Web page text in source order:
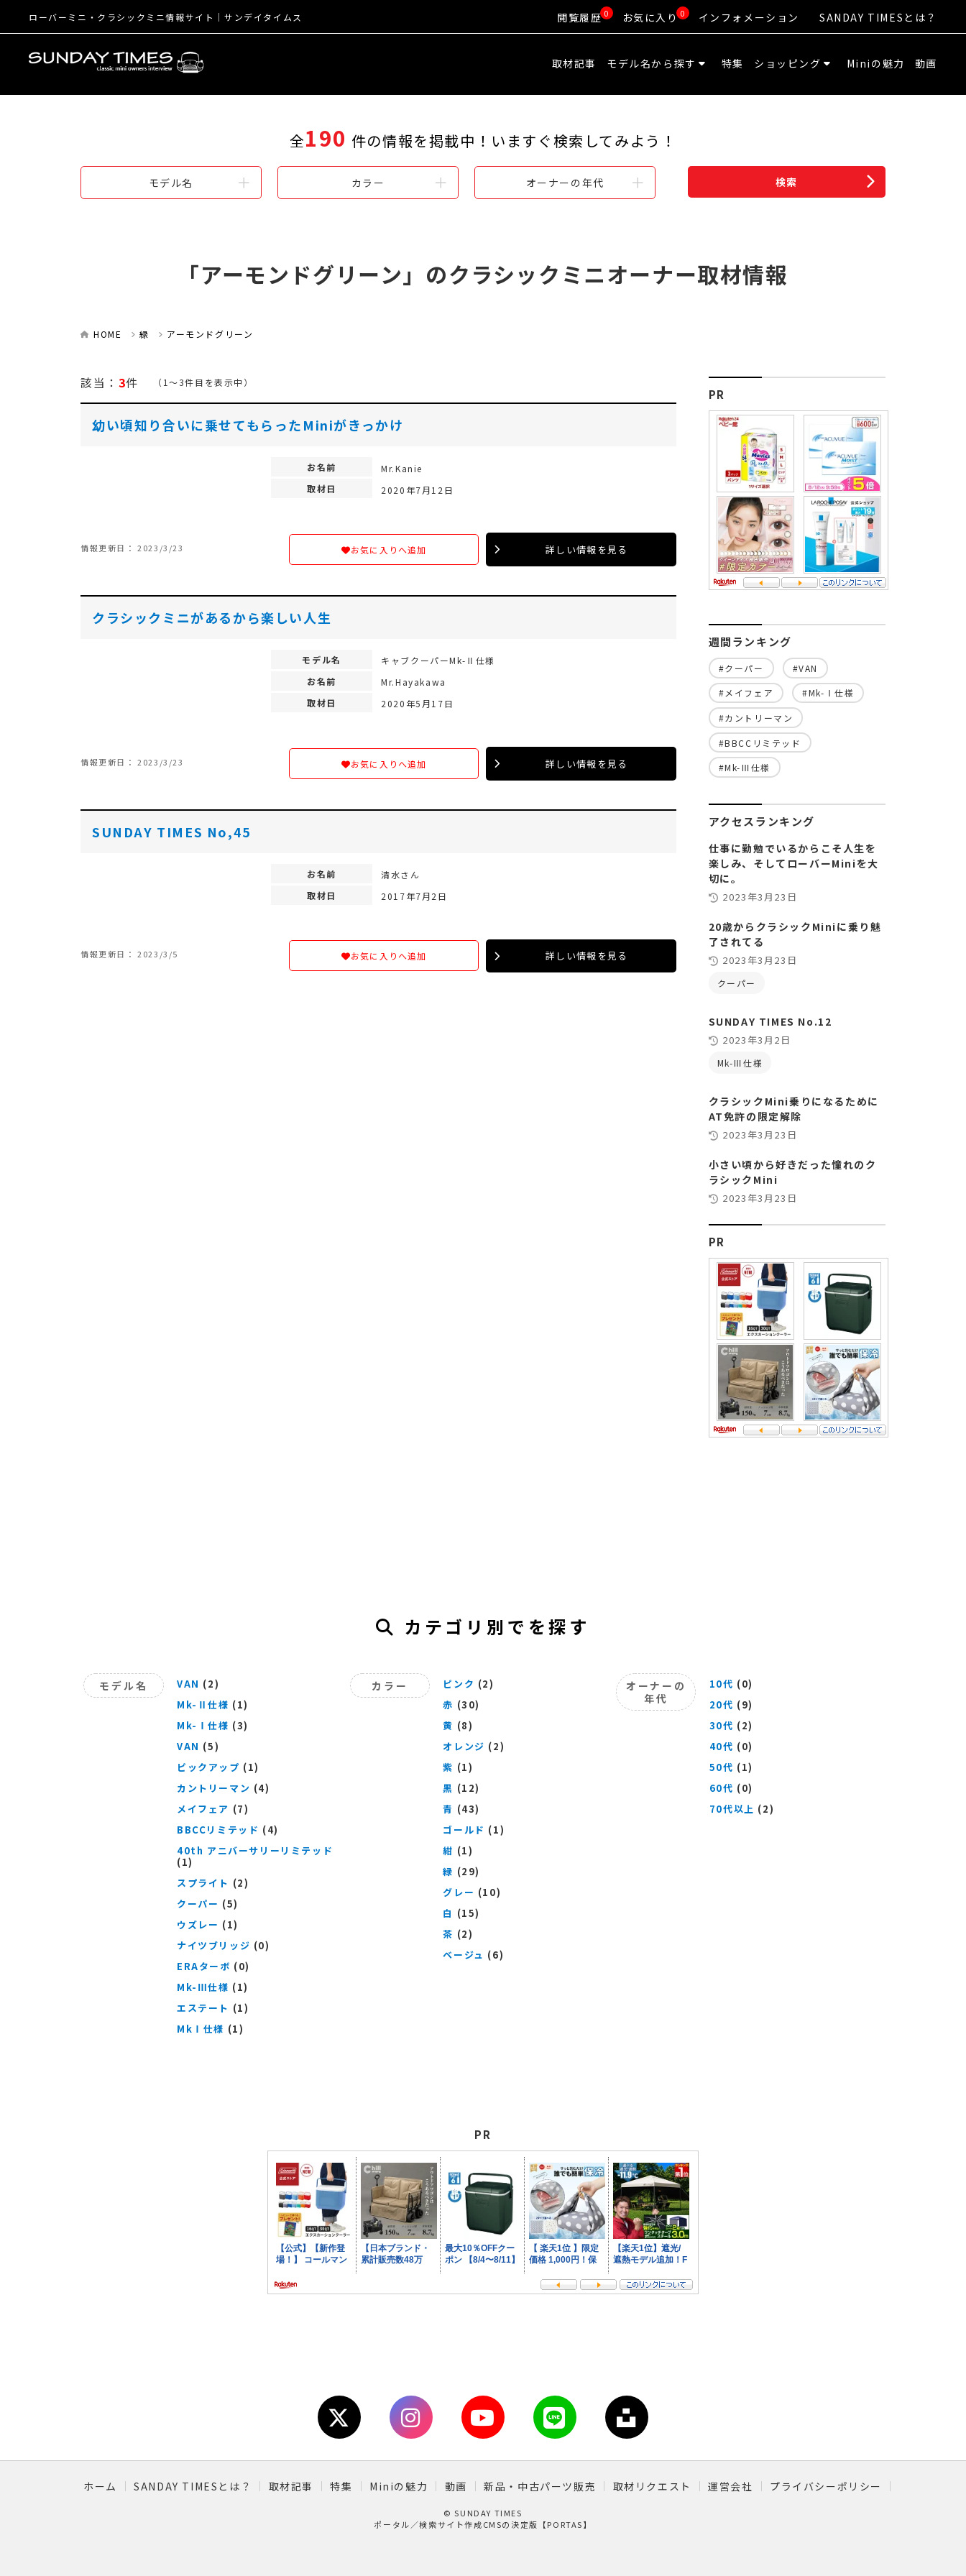
ローバーミニ・クラシックミニ情報サイト│サンデイタイムス 閲覧履歴 0 お気に入り 0 インフォメーション SANDAY TIMESとは？
取材記事 モデル名から探す 特集 ショッピング Miniの魅力 動画
全190 件の情報を掲載中！ いますぐ検索してみよう！
モデル名 カラー オーナーの年代 検索
「アーモンドグリーン」のクラシックミニオーナー取材情報
HOME 緑 アーモンドグリーン
該当： 3件 （1～3件目を表示中）
幼い頃知り合いに乗せてもらったMiniがきっかけ
お名前
Mr.Kanie
取材日
2020年7月12日
情報更新日： 2023/3/23 お気に入りへ追加 詳しい情報を見る
クラシックミニがあるから楽しい人生
モデル名
キャブクーパーMk-Ⅱ仕様
お名前
Mr.Hayakawa
取材日
2020年5月17日
情報更新日： 2023/3/23 お気に入りへ追加 詳しい情報を見る
SUNDAY TIMES No,45
お名前
清水さん
取材日
2017年7月2日
情報更新日： 2023/3/5 お気に入りへ追加 詳しい情報を見る
PR
週間ランキング
#クーパー #VAN
#メイフェア #Mk-Ⅰ仕様
#カントリーマン
#BBCCリミテッド
#Mk-Ⅲ仕様
アクセスランキング
仕事に勤勉でいるからこそ人生を
楽しみ、そしてローバーMiniを大
切に。
2023年3月23日
20歳からクラシックMiniに乗り魅
了されてる
2023年3月23日
クーパー
SUNDAY TIMES No.12
2023年3月2日
Mk-Ⅲ仕様
クラシックMini乗りになるために
AT免許の限定解除
2023年3月23日
小さい頃から好きだった憧れのク
ラシックMini
2023年3月23日
PR
カテゴリ別でを探す
モデル名 VAN (2)
Mk-Ⅱ仕様 (1)
Mk-Ⅰ仕様 (3)
VAN (5)
ピックアップ (1)
カントリーマン (4)
メイフェア (7)
BBCCリミテッド (4)
40th アニバーサリーリミテッド
(1)
スプライト (2)
クーパー (5)
ウズレー (1)
ナイツブリッジ (0)
ERAターボ (0)
Mk-Ⅲ仕様 (1)
エステート (1)
MkⅠ仕様 (1)
カラー ピンク (2)
赤 (30)
黄 (8)
オレンジ (2)
紫 (1)
黒 (12)
青 (43)
ゴールド (1)
紺 (1)
緑 (29)
グレー (10)
白 (15)
茶 (2)
ベージュ (6)
オーナーの
年代
10代 (0)
20代 (9)
30代 (2)
40代 (0)
50代 (1)
60代 (0)
70代以上 (2)
PR
ホーム SANDAY TIMESとは？ 取材記事 特集 Miniの魅力 動画 新品・中古パーツ販売 取材リクエスト 運営会社 プライバシーポリシー
© SUNDAY TIMES
ポータル／検索サイト作成CMSの決定版【PORTAS】